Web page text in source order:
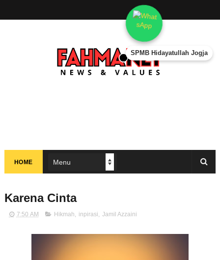
HOME
Karena Cinta
7:50 AM Hikmah, inpirasi, Jamil Azzaini
SPMB Hidayatullah Jogja